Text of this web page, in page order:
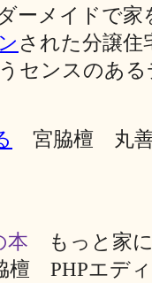
ーメイドで家
された分譲住
センスのあ
宮脇檀 丸
本 もっと家
PHPエデ